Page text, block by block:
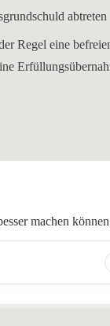
abtreten
Regel eine
machen